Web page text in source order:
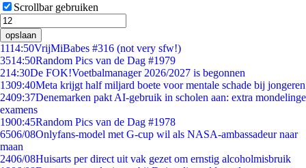
Scrollbar gebruiken
opslaan
1114:50VrijMiBabes #316 (not very sfw!)
3514:50Random Pics van de Dag #1979
214:30De FOK!Voetbalmanager 2026/2027 is begonnen
1309:40Meta krijgt half miljard boete voor mentale schade bij jongeren
2409:37Denemarken pakt AI-gebruik in scholen aan: extra mondelinge
examens
1900:45Random Pics van de Dag #1978
6506/08Onlyfans-model met G-cup wil als NASA-ambassadeur naar
maan
2406/08Huisarts per direct uit vak gezet om ernstig alcoholmisbruik